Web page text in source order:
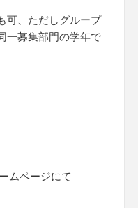
可、ただしグループ
一募集部門の学年で
ムページにて